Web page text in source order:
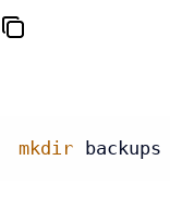
mkdir backups